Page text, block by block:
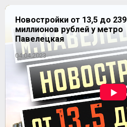
Новостройки от 13,5 до 239
миллионов рублей у метро
Павелецкая
04.04.2023